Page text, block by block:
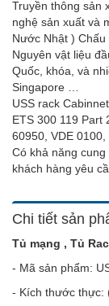
Truyền thông sản
nghệ sản xuất và
Nước Nhật )
Nguyên vật liệu
Quốc, khóa, và
Singapore …
USS rack
ETS 300 119 Part
60950, VDE 0100,
Có khả năng
khách hàng yêu
Chi tiết sản
Tủ mạng , Tủ
- Mã sản phẩm:
- Kích thước thực: